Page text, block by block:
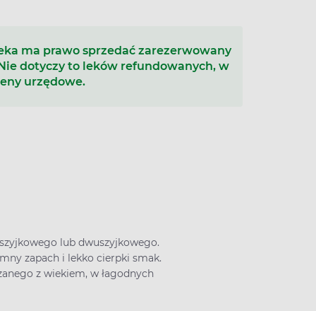
ma prawo sprzedać zarezerwowany
dotyczy to leków refundowanych, w
urzędowe.
lub dwuszyjkowego.
zapach i lekko cierpki smak.
z wiekiem, w łagodnych